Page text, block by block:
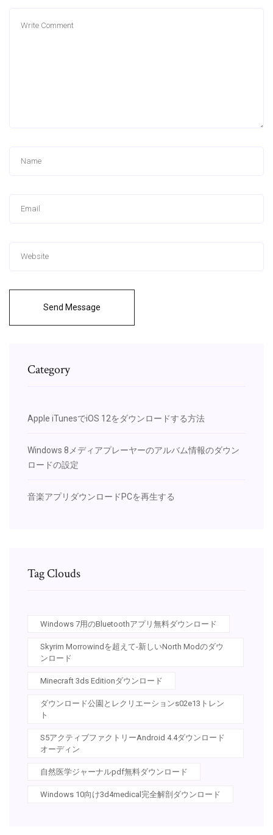
Send Message
Category
Apple iTunesでiOS 12をダウンロードする方法
Windows 8メディアプレーヤーのアルバム情報のダウン
ロードの設定
音楽アプリダウンロードPCを再生する
Tag Clouds
Windows 7用のBluetoothアプリ無料ダウンロード
Skyrim Morrowindを超えて-新しいNorth Modのダウ
ンロード
Minecraft 3ds Editionダウンロード
ダウンロード公園とレクリエーションs02e13トレン
ト
S5アクティブファクトリーAndroid 4.4ダウンロード
オーディン
自然医学ジャーナルpdf無料ダウンロード
Windows 10向け3d4medical完全解剖ダウンロード